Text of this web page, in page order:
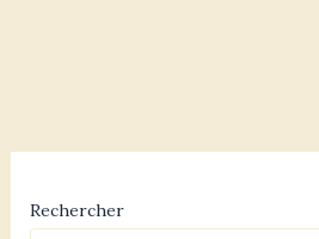
Rechercher